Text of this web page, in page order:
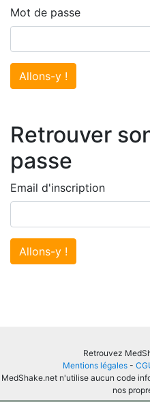
Mot de passe
Allons-y !
Retrouver
passe
Email d'inscription
Allons-y !
Retrouvez
Mentions légales -
MedShake.net n'utilise aucun code
nos